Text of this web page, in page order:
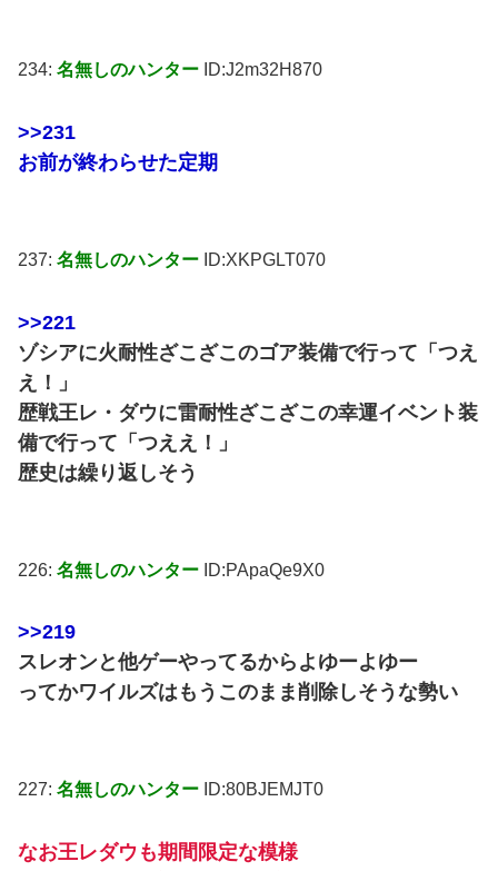
234: 名無しのハンター ID:J2m32H870
>>231
お前が終わらせた定期
237: 名無しのハンター ID:XKPGLT070
>>221
ゾシアに火耐性ざこざこのゴア装備で行って「つえ
え！」
歴戦王レ・ダウに雷耐性ざこざこの幸運イベント装
備で行って「つええ！」
歴史は繰り返しそう
226: 名無しのハンター ID:PApaQe9X0
>>219
スレオンと他ゲーやってるからよゆーよゆー
ってかワイルズはもうこのまま削除しそうな勢い
227: 名無しのハンター ID:80BJEMJT0
なお王レダウも期間限定な模様